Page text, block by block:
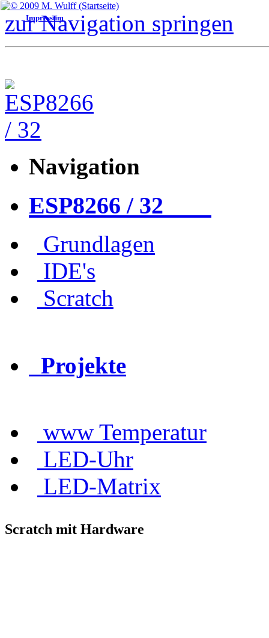
zur Navigation springen
Navigation
ESP8266 / 32
Grundlagen
IDE's
Scratch
Projekte
www Temperatur
LED-Uhr
LED-Matrix
Scratch mit Hardware
Impressum